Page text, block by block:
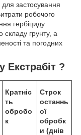
застосування
робочого
гербіциду
складу грунту, а
та погодних
Екстрабіт ?
Кратніс
ть
обробо
к
Строк
останнь
ої
обробк
и (днів